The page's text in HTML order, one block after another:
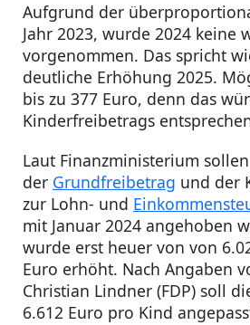
Aufgrund der
Jahr 2023, wurde 2024 keine
vorgenommen. Das spricht
deutliche Erhöhung 2025.
bis zu 377 Euro, denn das
Kinderfreibetrags
Laut Finanzministerium
der Grundfreibetrag und der
zur Lohn- und
mit Januar 2024 angehoben
wurde erst heuer von von
Euro erhöht. Nach Angaben
Christian Lindner (FDP) soll
6.612 Euro pro Kind